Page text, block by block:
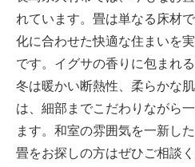
れています。畳は単なる床材
化に合わせた快適な住まいを
です。イグサの香りに包まれ
冬は暖かい断熱性、柔らかな
は、細部までこだわりながら
ます。和室の雰囲気を一新し
畳をお探しの方はぜひご相談く